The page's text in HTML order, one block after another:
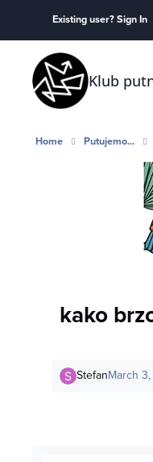
Existing user? Sign In
Klub
Home Putujemo...
kako
StefanMarch